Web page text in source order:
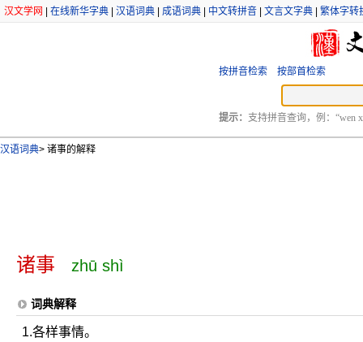
汉文学网 在线新华字典 汉语词典 成语词典 中文转拼音 文言文字典 繁体字转
按拼音检索 按部首检索
提示： 支持拼音查询，例：“wen
汉语词典> 诸事的解释
诸事 zhū shì
词典解释
1.各样事情。